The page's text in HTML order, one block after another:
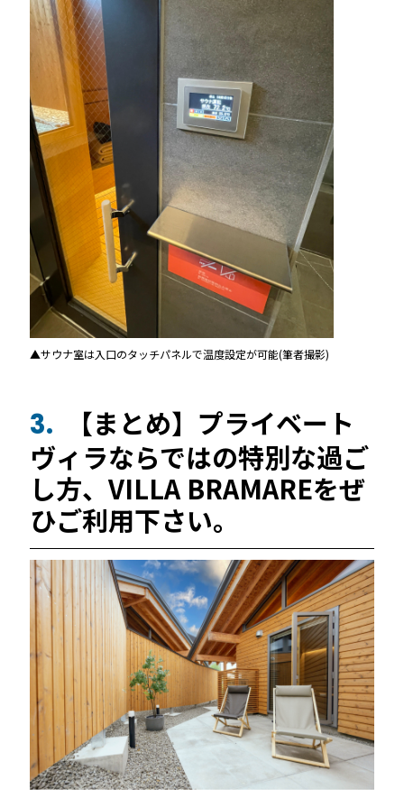
▲サウナ室は入口のタッチパネルで温度設定が可能(筆者撮影)
3.
【まとめ】プライベート
ヴィラならではの特別な過ご
し方、VILLA BRAMAREをぜ
ひご利用下さい。